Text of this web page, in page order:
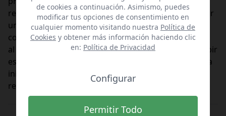
ACEPTAR
realizar tus compras, disfrutar de una comida o pasar
un rato con la familia, todo en un espacio
comprometido con el desarrollo sostenible. Además,
al ser el primer centro comercial en Canarias en recibir
esta certificación, te invitamos a formar parte de esta
iniciativa que apuesta por un futuro más verde y
responsable.
de cookies a continuación. Asimismo, puedes
modificar tus opciones de consentimiento en
cualquier momento visitando nuestra Política de
Cookies y obtener más información haciendo clic
en: Política de Privacidad
Configurar
Permitir Todo